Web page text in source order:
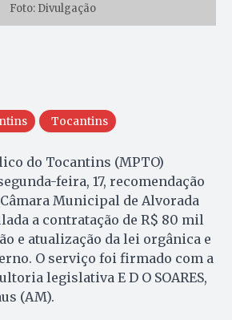
Foto: Divulgação
Tocantins
do Tocantins (MPTO)
feira, 17, recomendação
Municipal de Alvorada
a contratação de R$ 80 mil
e atualização da lei orgânica e
O serviço foi firmado com a
legislativa E D O SOARES,
(AM).